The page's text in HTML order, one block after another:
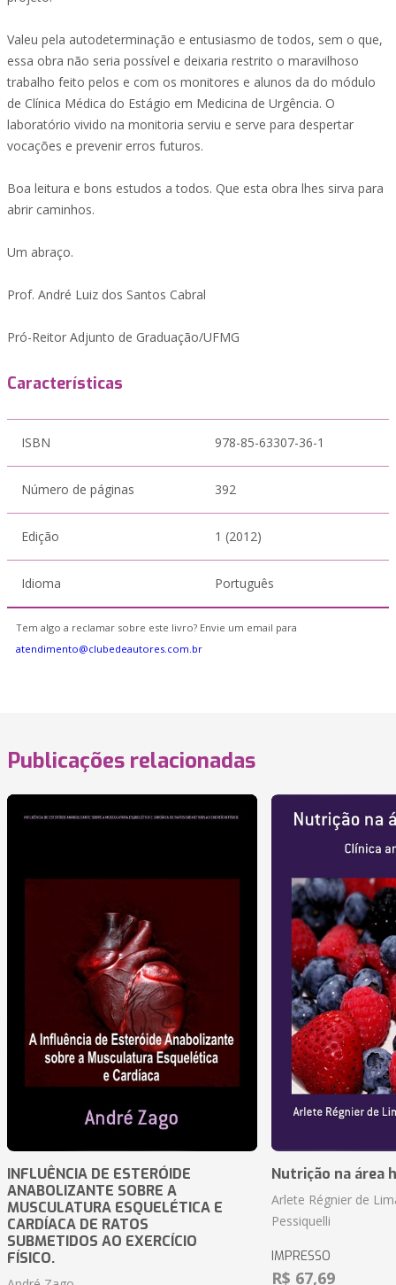
Valeu pela autodeterminação e entusiasmo de todos, sem o que,
essa obra não seria possível e deixaria restrito o maravilhoso
trabalho feito pelos e com os monitores e alunos da do módulo
de Clínica Médica do Estágio em Medicina de Urgência. O
laboratório vivido na monitoria serviu e serve para despertar
vocações e prevenir erros futuros.
Boa leitura e bons estudos a todos. Que esta obra lhes sirva para
abrir caminhos.
Um abraço.
Prof. André Luiz dos Santos Cabral
Pró-Reitor Adjunto de Graduação/UFMG
Características
ISBN 978-85-63307-36-1
Número de páginas 392
Edição 1 (2012)
Idioma Português
Tem algo a reclamar sobre este livro? Envie um email para
atendimento@clubedeautores.com.br
Publicações relacionadas
INFLUÊNCIA DE ESTERÓIDE
ANABOLIZANTE SOBRE A
MUSCULATURA ESQUELÉTICA E
CARDÍACA DE RATOS
SUBMETIDOS AO EXERCÍCIO
FÍSICO.
Nutrição na área
Arlete Régnier de
Pessiquelli
IMPRESSO
R$ 67,69